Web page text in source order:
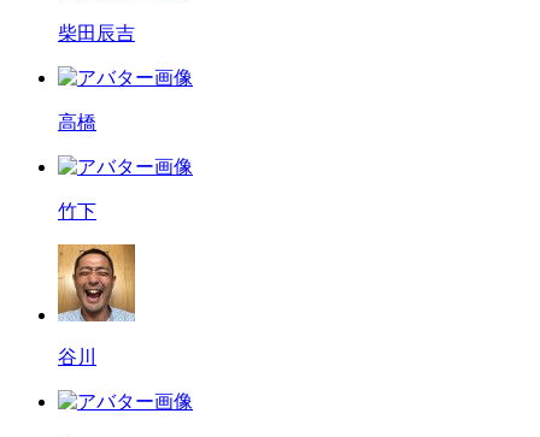
柴田辰吉
高橋
竹下
谷川